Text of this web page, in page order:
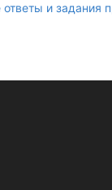
и задания